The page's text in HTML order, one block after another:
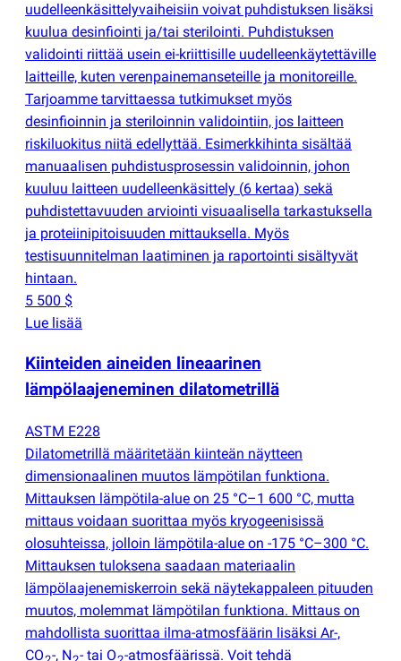
uudelleenkäsittelyvaiheisiin voivat puhdistuksen lisäksi
kuulua desinfiointi ja/tai sterilointi. Puhdistuksen
validointi riittää usein ei-kriittisille uudelleenkäytettäville
laitteille, kuten verenpainemanseteille ja monitoreille.
Tarjoamme tarvittaessa tutkimukset myös
desinfioinnin ja steriloinnin validointiin, jos laitteen
riskiluokitus niitä edellyttää. Esimerkkihinta sisältää
manuaalisen puhdistusprosessin validoinnin, johon
kuuluu laitteen uudelleenkäsittely (6 kertaa) sekä
puhdistettavuuden arviointi visuaalisella tarkastuksella
ja proteiinipitoisuuden mittauksella. Myös
testisuunnitelman laatiminen ja raportointi sisältyvät
hintaan.
5 500 $
Lue lisää
Kiinteiden aineiden lineaarinen
lämpölaajeneminen dilatometrillä
ASTM E228
Dilatometrillä määritetään kiinteän näytteen
dimensionaalinen muutos lämpötilan funktiona.
Mittauksen lämpötila-alue on 25 °C–1 600 °C, mutta
mittaus voidaan suorittaa myös kryogeenisissä
olosuhteissa, jolloin lämpötila-alue on -175 °C–300 °C.
Mittauksen tuloksena saadaan materiaalin
lämpölaajenemiskerroin sekä näytekappaleen pituuden
muutos, molemmat lämpötilan funktiona. Mittaus on
mahdollista suorittaa ilma-atmosfäärin lisäksi Ar-,
CO -, N - tai O -atmosfäärissä. Voit tehdä